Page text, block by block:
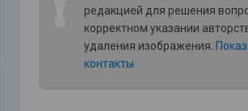
редакцией для решения
корректном указании
удаления изображения.
контакты